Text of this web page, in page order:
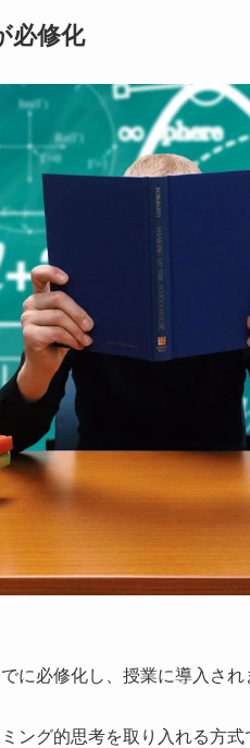
必修化
に必修化し、授業に導入され
ング的思考を取り入れる方